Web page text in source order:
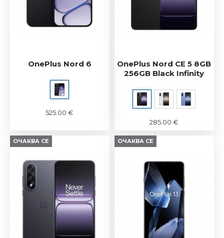
OnePlus Nord 6
525.00 €
OnePlus Nord CE 5 8GB
256GB Black Infinity
285.00 €
ОЧАКВА СЕ ОЧАКВА СЕ